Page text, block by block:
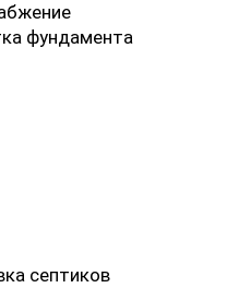
фундамента
септиков